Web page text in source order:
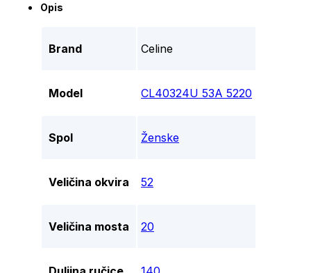
Opis
Brand Celine
Model CL40324U 53A 5220
Spol Ženske
Veličina okvira 52
Veličina mosta 20